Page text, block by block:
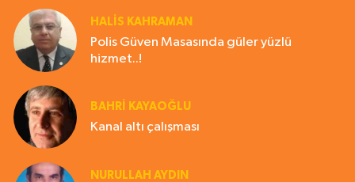
HALIS KAHRAMAN
Polis Güven Masasında güler yüzlü
hizmet..!
BAHRI KAYAOĞLU
Kanal altı çalışması
NURULLAH AYDIN